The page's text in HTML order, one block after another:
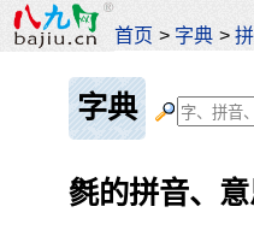
首页 > 字典 >
字典
毿的拼音、